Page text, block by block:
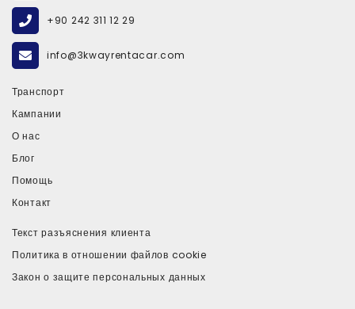
+90 242 311 12 29
info@3kwayrentacar.com
Транспорт
Кампании
О нас
Блог
Помощь
Контакт
Текст разъяснения клиента
Политика в отношении файлов cookie
Закон о защите персональных данных